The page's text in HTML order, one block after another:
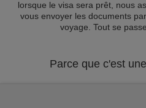
lorsque le visa sera prêt, nous
vous envoyer les documents
voyage. Tout se
Parce que c'est